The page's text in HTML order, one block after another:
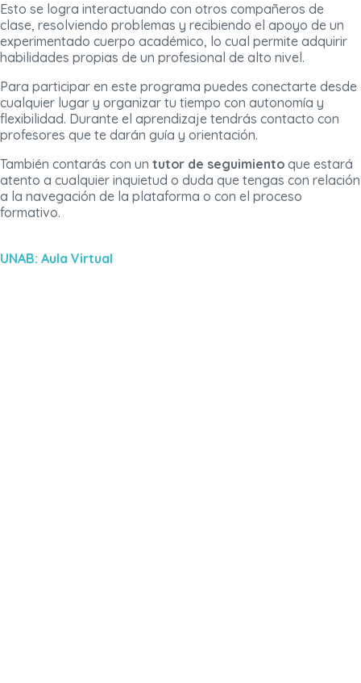
Esto se logra interactuando con otros compañeros de
clase, resolviendo problemas y recibiendo el apoyo de un
experimentado cuerpo académico, lo cual permite adquirir
habilidades propias de un profesional de alto nivel.
Para participar en este programa puedes conectarte desde
cualquier lugar y organizar tu tiempo con autonomía y
flexibilidad. Durante el aprendizaje tendrás contacto con
profesores que te darán guía y orientación.
También contarás con un tutor de seguimiento que estará
atento a cualquier inquietud o duda que tengas con relación
a la navegación de la plataforma o con el proceso
formativo.
UNAB: Aula Virtual